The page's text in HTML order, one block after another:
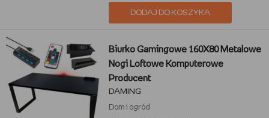
DODAJ DO KOSZYKA
Biurko Gamingowe 160X80 Metalowe
Nogi Loftowe Komputerowe
Producent
DAMING
Dom i ogród